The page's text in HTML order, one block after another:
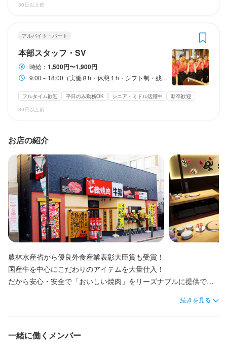
30日以上前
アルバイト・パート
本部スタッフ・SV
時給： 1,500円〜1,900円
9:00～18:00（実働８h・休憩１h・シフト制・残業あり(月平均10時間)）
フルタイム歓迎 平日のみ勤務OK シニア・ミドル活躍中
新卒歓迎
30日以上前
お店の紹介
農林水産省から優良外食産業表彰大臣賞も受賞！
国産牛を中心にこだわりのアイテムを大量仕入！
だから安心・安全で「おいしい焼肉」をリーズナブルに提供でき
職人品質の焼肉を手軽な価格で実現したい！
そんな思いで、こだわりの素材は、北海道や茨木、そして世界か
続きを見る
一緒に働くメンバー
日曜定休 月8日以上休みあり
待遇
・契約期間の定めなし
・社会保険完備（厚生年金、雇用保険、健康保険、労災保険）
・受動喫煙防止措置：オフィス禁煙（喫煙専用スペースあり）
・牛繁チェーン社員特別割引券（月間２枚支給）
まかない・食事補助あり
特徴
新卒歓迎 第二新卒歓迎 フリーター歓迎 シニア・ミドル活躍中
女性活躍中
ブランクOK
駅チカ(徒歩5分以内) 応募者全員と面接 面接1回
仕事内容
焼肉チェーン店大手「牛繁(ギュウシゲ)」で！
広報・マーケティング戦略の立案に関わるチャンスです！
本部スタッフとして店舗のサポートをお願いします♪
**メディア対応**: プレスリリースの作成・配信、メディアとの関
係構築
**SNS運営**: 公式アカウントの更新・運営、効果的なコンテンツ
日曜定休 月8日以上休みあり
待遇
・契約期間の定めなし
・社会保険完備（厚生年金、雇用保険、健康保険、労災保険）
・受動喫煙防止措置：オフィス禁煙（喫煙専用スペースあり）
・牛繁チェーン社員特別割引券（月間２枚支給）
まかない・食事補助あり
特徴
新卒歓迎 第二新卒歓迎 フリーター歓迎 シニア・ミドル活躍中
女性活躍中
ブランクOK
駅チカ(徒歩5分以内) 応募者全員と面接 面接1回
仕事内容
焼肉チェーン店大手「牛繁(ギュウシゲ)」で人事の募集です！
日本全国でお客様に愛されるブランドを支えるため、あなたの専
門スキルを活かしませんか？
給与計算を中心に、社員の勤怠管理や各種手当、社会保険手続
き、税務関連業務まで幅広く担当していただきます。特に、毎月
の給与計算は従業員一人ひとりにとって大切な仕事。正確さとス
日曜定休 月8日以上休みあり
完全週休2日制
産休・育休制度あり
年末年始休暇あり
待遇
・受動喫煙防止措置：オフィス禁煙（喫煙専用スペースあり）
・牛繁チェーン社員特別割引券（月間２枚支給）
社会保険完備 研修制度あり 海外研修あり
社内イベントあり(旅行、BBQ等)
社員登用制度あり
独立支援制度あり 独立実績あり 服装自由 ひげOK
特徴
新卒歓迎 第二新卒歓迎 フリーター歓迎
主婦・主夫歓迎
シニア・ミドル活躍中
女性活躍中 ブランクOK
駅チカ(徒歩5分以内)
仕事内容
焼肉チェーン店大手「牛繁(ギュウシゲ)」で人事の募集です！
日曜定休 月8日以上休みあり
完全週休2日制
産休・育休制度あり
年末年始休暇あり
待遇
・受動喫煙防止措置：オフィス禁煙（喫煙専用スペースあり）
・牛繁チェーン社員特別割引券（月間２枚支給）
社会保険完備 研修制度あり 海外研修あり
社内イベントあり(旅行、BBQ等)
社員登用制度あり
独立支援制度あり 独立実績あり 服装自由 ひげOK
特徴
新卒歓迎 第二新卒歓迎 フリーター歓迎
主婦・主夫歓迎
シニア・ミドル活躍中
女性活躍中 ブランクOK
駅チカ(徒歩5分以内)
仕事内容